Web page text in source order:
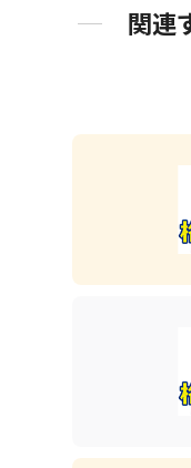
関連